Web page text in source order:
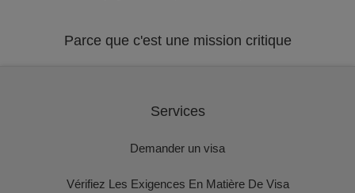
Parce que c'est une mission critique
Services
Demander un visa
Vérifiez Les Exigences En Matière De Visa